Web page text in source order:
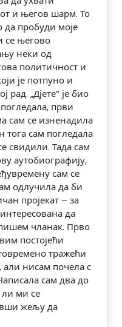
и његов шарм. То
да пробуди моје
се његово
неки од
политичност и
је потпуно и
рад. „Дјете“ је био
први
сам се изненадила
тога сам погледала
свидили. Тада сам
аутобиографију,
сам се
одлучила да би
пројекат – за
да
чланак. Прво
постојећи
тражећи
али нисам почела с
сам два до
ли ми се
жељу да